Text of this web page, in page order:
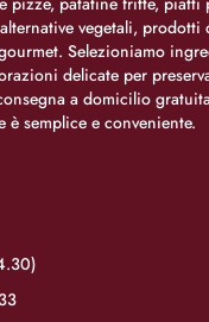
vegetali,
Selezioniamo
delicate per
a domicilio
semplice e conveniente.